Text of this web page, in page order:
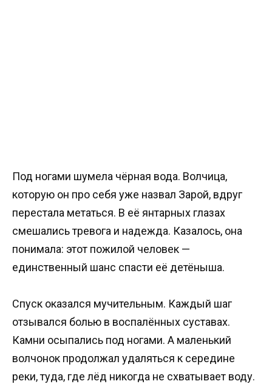
Под ногами шумела чёрная вода. Волчица,
которую он про себя уже назвал Зарой, вдруг
перестала метаться. В её янтарных глазах
смешались тревога и надежда. Казалось, она
понимала: этот пожилой человек —
единственный шанс спасти её детёныша.
Спуск оказался мучительным. Каждый шаг
отзывался болью в воспалённых суставах.
Камни осыпались под ногами. А маленький
волчонок продолжал удаляться к середине
реки, туда, где лёд никогда не схватывает воду.